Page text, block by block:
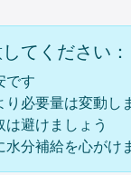
てください：
です
り必要量は変動し
避けましょう
分補給を心がけ